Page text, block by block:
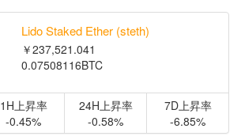
Lido Staked Ether (steth)
￥237,521.041
0.07508116BTC
1H上昇率
-0.45%
24H上昇率
-0.58%
7D上昇率
-6.85%